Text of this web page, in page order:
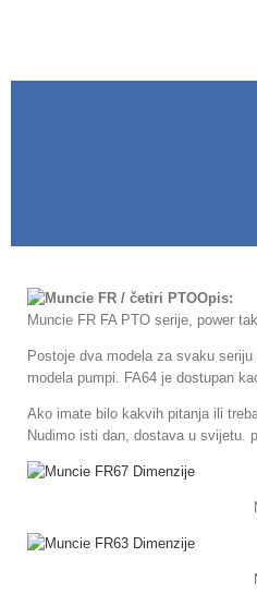
Opis:
Muncie FR FA PTO serije, power
Postoje dva modela za svaku
modela pumpi. FA64 je dostupan
Ako imate bilo kakvih pitanja ili
Nudimo isti dan, dostava u svijetu.